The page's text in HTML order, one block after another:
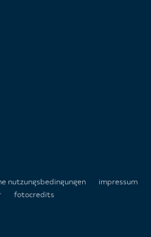
nutzungsbedingungen
impressum
fotocredits